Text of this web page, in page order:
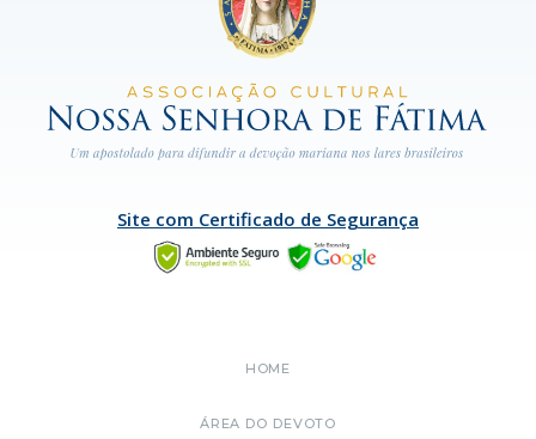
Site com Certificado de Segurança
HOME
ÁREA DO DEVOTO